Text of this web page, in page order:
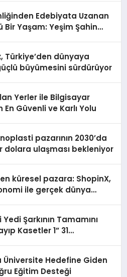
Edebiyata Uzanan
Bir Yaşam: Yeşim Şahin
Türkiye’den dünyaya
büyümesini sürdürüyor
Yerler ile Bilgisayar
En Güvenli ve Karlı Yolu
pazarının 2030’da
dolara ulaşması bekleniyor
küresel pazara: ShopinX,
ile gerçek dünya
Şarkının Tamamını
Kasetler 1” 31
Üniversite Hedefine Giden
Eğitim Desteği